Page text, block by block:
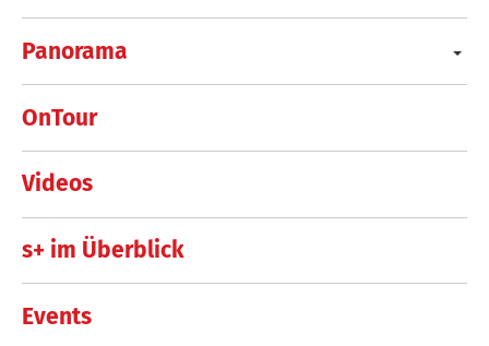
Panorama
OnTour
Videos
s+ im Überblick
Events